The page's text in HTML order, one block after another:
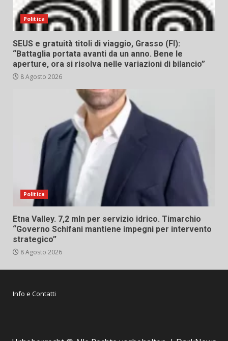
Politica
SEUS e gratuità titoli di viaggio, Grasso (FI):
“Battaglia portata avanti da un anno. Bene le
aperture, ora si risolva nelle variazioni di bilancio”
8 Agosto 2026
Politica
Etna Valley. 7,2 mln per servizio idrico. Timarchio
“Governo Schifani mantiene impegni per intervento
strategico”
8 Agosto 2026
Info e Contatti